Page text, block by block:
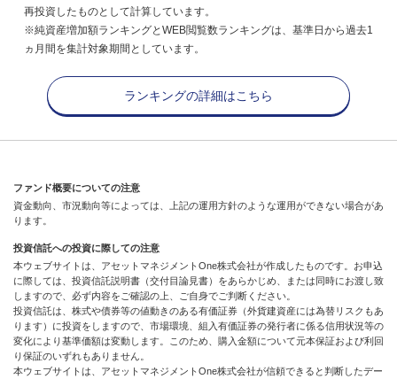
再投資したものとして計算しています。
※純資産増加額ランキングとWEB閲覧数ランキングは、基準日から過去1
ヵ月間を集計対象期間としています。
ランキングの詳細はこちら
ファンド概要についての注意
資金動向、市況動向等によっては、上記の運用方針のような運用ができない場合があ
ります。
投資信託への投資に際しての注意
本ウェブサイトは、アセットマネジメントOne株式会社が作成したものです。お申込
に際しては、投資信託説明書（交付目論見書）をあらかじめ、または同時にお渡し致
しますので、必ず内容をご確認の上、ご自身でご判断ください。
投資信託は、株式や債券等の値動きのある有価証券（外貨建資産には為替リスクもあ
ります）に投資をしますので、市場環境、組入有価証券の発行者に係る信用状況等の
変化により基準価額は変動します。このため、購入金額について元本保証および利回
り保証のいずれもありません。
本ウェブサイトは、アセットマネジメントOne株式会社が信頼できると判断したデー